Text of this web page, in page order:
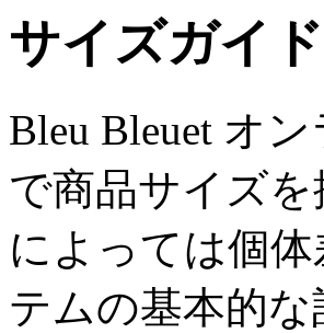
サイズガイド
Bleu Bleuet オ
で商品サイズ
によっては個
テムの基本的